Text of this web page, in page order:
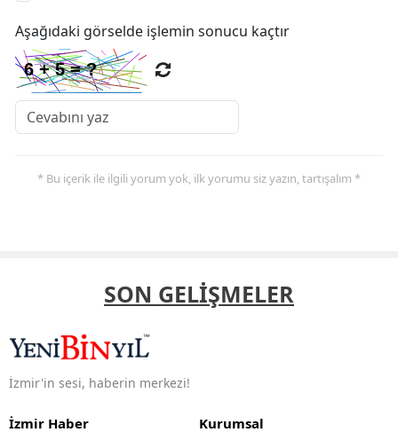
Aşağıdaki görselde işlemin sonucu kaçtır
* Bu içerik ile ilgili yorum yok, ilk yorumu siz yazın, tartışalım *
SON GELİŞMELER
İzmir'in sesi, haberin merkezi!
İzmir Haber Kurumsal